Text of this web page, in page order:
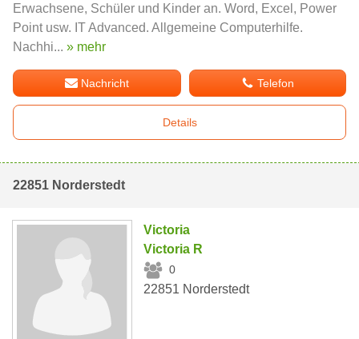
Erwachsene, Schüler und Kinder an. Word, Excel, Power
Point usw. IT Advanced. Allgemeine Computerhilfe.
Nachhi... » mehr
Nachricht Telefon
Details
22851 Norderstedt
Victoria
Victoria R
0
22851 Norderstedt